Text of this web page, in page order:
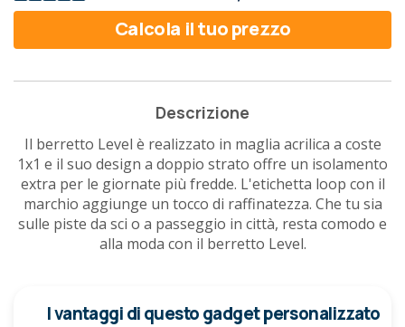
Calcola il tuo prezzo
Descrizione
Il berretto Level è realizzato in maglia acrilica a coste
1x1 e il suo design a doppio strato offre un isolamento
extra per le giornate più fredde. L'etichetta loop con il
marchio aggiunge un tocco di raffinatezza. Che tu sia
sulle piste da sci o a passeggio in città, resta comodo e
alla moda con il berretto Level.
I vantaggi di questo gadget personalizzato